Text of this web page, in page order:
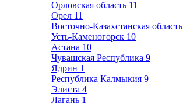
Орловская область 11
Орел 11
Восточно-Казахстанская область
Усть-Каменогорск 10
Астана 10
Чувашская Республика 9
Ядрин 1
Республика Калмыкия 9
Элиста 4
Лагань 1